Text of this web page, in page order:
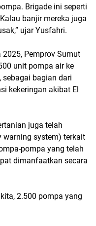
Brigade ini seperti
banjir mereka juga
ujar Yusfahri.
Pemprov Sumut
unit pompa air ke
bagian dari
kekeringan akibat El
juga telah
warning system) terkait
pompa yang telah
dimanfaatkan secara
2.500 pompa yang